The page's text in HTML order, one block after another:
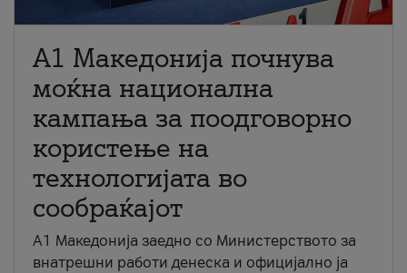
A1 Македонија почнува
моќна национална
кампања за поодговорно
користење на
технологијата во
сообраќајот
A1 Македонија заедно со Министерството за
внатрешни работи денеска и официјално ја